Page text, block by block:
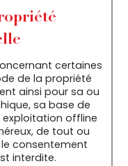
certaines
de la propriété
ainsi pour sa ou
sa base de
exploitation offline
de tout ou
consentement
interdite.